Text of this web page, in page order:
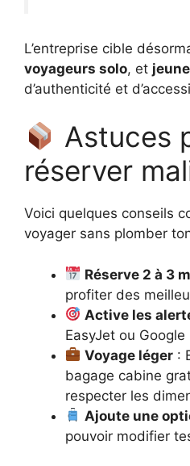
L’entreprise cible
voyageurs solo, et
d’authenticité et
Astuces
réserver
Voici quelques conseils
voyager sans plomber
Réserve 2 à 3
profiter des
Active les
EasyJet ou Google
Voyage léger :
bagage cabine
respecter les
Ajoute une
pouvoir modifier